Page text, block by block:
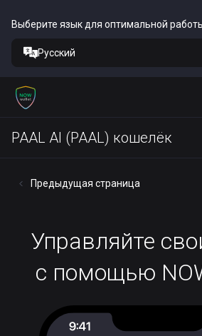
Выберите язык для оптимальной
Русский
PAAL AI (PAAL) кошелёк
Предыдущая страница
Управляйте
с помощью